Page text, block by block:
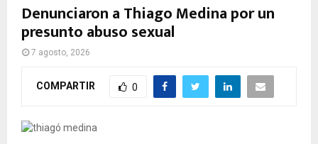
Denunciaron a Thiago Medina por un
presunto abuso sexual
7 agosto, 2026
COMPARTIR 0